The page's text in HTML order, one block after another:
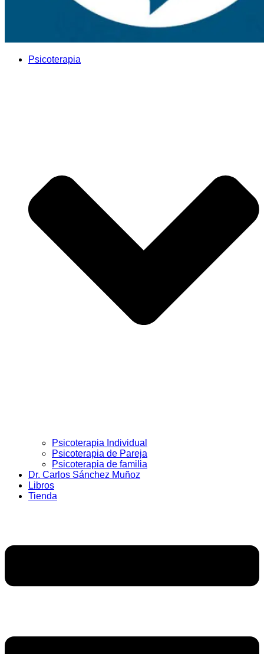
Psicoterapia
Psicoterapia Individual
Psicoterapia de Pareja
Psicoterapia de familia
Dr. Carlos Sánchez Muñoz
Libros
Tienda